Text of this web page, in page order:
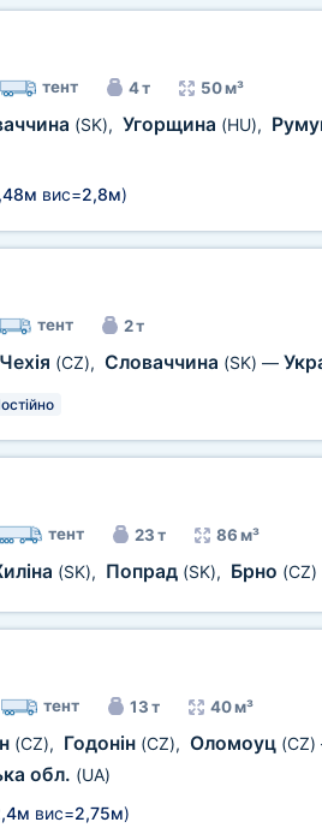
тент 4 т 50 м³
(SK), Угорщина (HU),
вис=2,8м)
тент 2 т
Чехія (CZ), Словаччина (SK) —
тент 23 т 86 м³
(SK), Попрад (SK), Брно (CZ)
тент 13 т 40 м³
(CZ), Годонін (CZ), Оломоуц (CZ)
обл. (UA)
вис=2,75м)